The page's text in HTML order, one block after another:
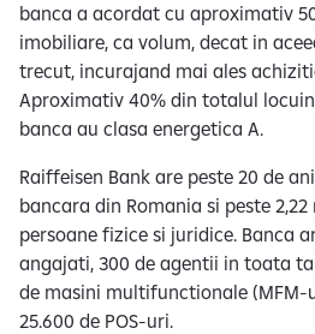
banca a acordat cu aproximativ
imobiliare, ca volum, decat in
trecut, incurajand mai ales
Aproximativ 40% din totalul
banca au clasa energetica A.
Raiffeisen Bank are peste 20 de
bancara din Romania si peste
persoane fizice si juridice. Banca
angajati, 300 de agentii in toata
de masini multifunctionale (MFM-
25.600 de POS-uri.